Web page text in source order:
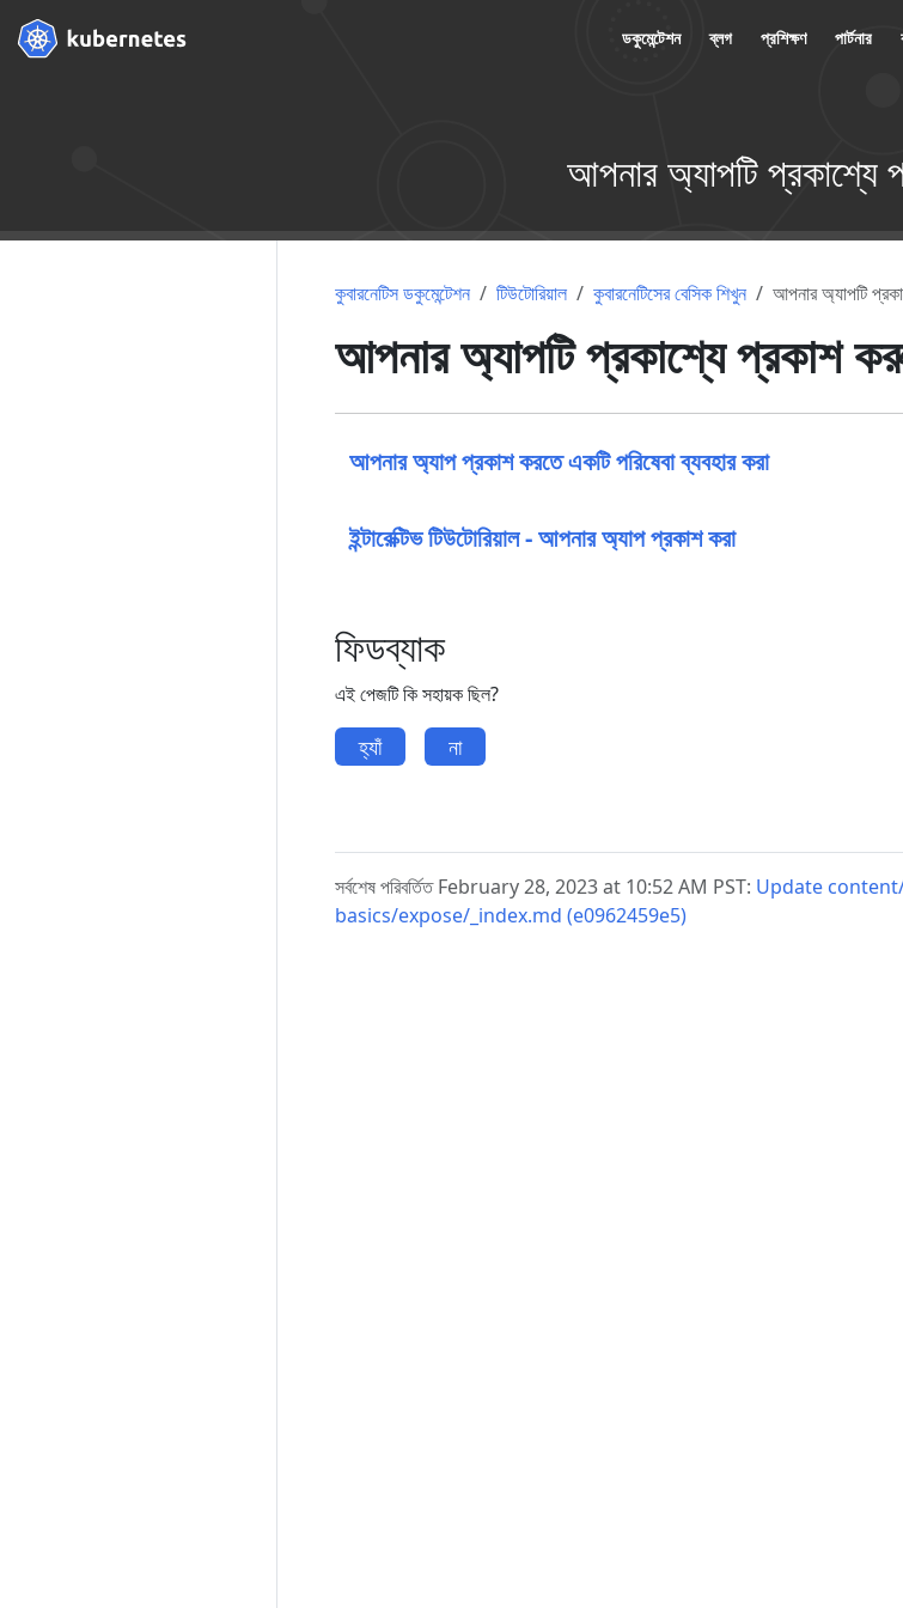
ডকুমেন্টেশন ব্লগ প্রশিক্ষণ পার্টনার
আপনার অ্যাপটি প্রকাশ্যে
কুবারনেটিস ডকুমেন্টেশন টিউটোরিয়াল কুবারনেটিসের বেসিক শিখুন আপনার অ্যাপটি
আপনার অ্যাপটি প্রকাশ্যে প্রকাশ
আপনার অ্যাপ প্রকাশ করতে একটি পরিষেবা ব্যবহার করা
ইন্টারেক্টিভ টিউটোরিয়াল - আপনার অ্যাপ প্রকাশ করা
ফিডব্যাক
এই পেজটি কি সহায়ক ছিল?
হ্যাঁ না
সর্বশেষ পরিবর্তিত February 28, 2023 at 10:52 AM PST: Update
basics/expose/_index.md (e0962459e5)